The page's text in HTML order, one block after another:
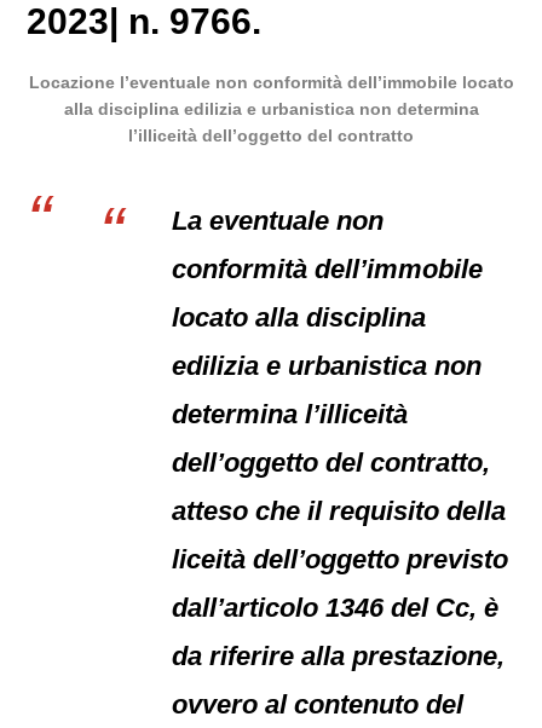
2023| n. 9766.
Locazione l’eventuale non conformità dell’immobile locato
alla disciplina edilizia e urbanistica non determina
l’illiceità dell’oggetto del contratto
La eventuale non
conformità dell’immobile
locato alla disciplina
edilizia e urbanistica non
determina l’illiceità
dell’oggetto del contratto,
atteso che il requisito della
liceità dell’oggetto previsto
dall’articolo 1346 del Cc, è
da riferire alla prestazione,
ovvero al contenuto del